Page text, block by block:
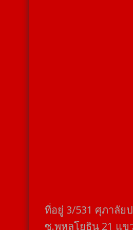
ที่อยู่​ 3/531​ ศุภาลัย
ซ.พหลโยธิน​ 21​ แข